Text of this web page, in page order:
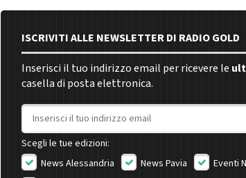
ISCRIVITI ALLE NEWSLETTER DI RADIO GOLD
Inserisci il tuo indirizzo email per ricevere le
casella di posta elettronica.
Indirizzo email
Scegli le tue edizioni:
News Alessandria
News Pavia
Eventi